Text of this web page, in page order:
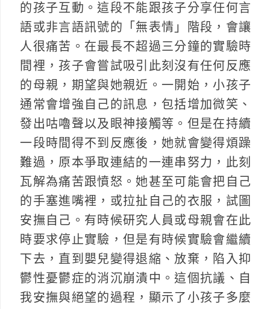
的孩子互動。這段不能跟孩子分享任何言
語或非言語訊號的「無表情」階段，會讓
人很痛苦。在最長不超過三分鐘的實驗時
間裡，孩子會嘗試吸引此刻沒有任何反應
的母親，期望與她親近。一開始，小孩子
通常會增強自己的訊息，包括增加微笑、
發出咕嚕聲以及眼神接觸等。但是在持續
一段時間得不到反應後，她就會變得煩躁
難過，原本爭取連結的一連串努力，此刻
瓦解為痛苦跟憤怒。她甚至可能會把自己
的手塞進嘴裡，或拉扯自己的衣服，試圖
安撫自己。有時候研究人員或母親會在此
時要求停止實驗，但是有時候實驗會繼續
下去，直到嬰兒變得退縮、放棄，陷入抑
鬱性憂鬱症的消沉崩潰中。這個抗議、自
我安撫與絕望的過程，顯示了小孩子多麼